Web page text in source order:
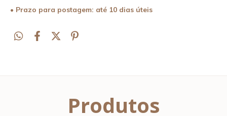
• Prazo para postagem: até 10 dias úteis
Produtos